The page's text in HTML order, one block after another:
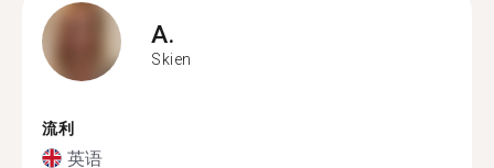
A.
Skien
流利
英语